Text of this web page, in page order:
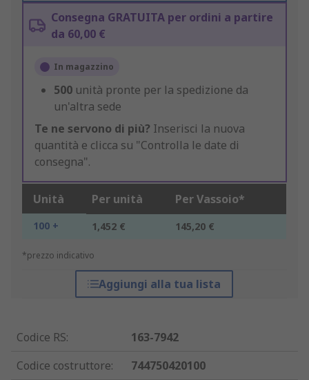
Consegna GRATUITA per ordini a partire
da 60,00 €
In magazzino
500 unità pronte per la spedizione da
un'altra sede
Te ne servono di più? Inserisci la nuova
quantità e clicca su "Controlla le date di
consegna".
Unità Per unità Per Vassoio*
100 + 1,452 € 145,20 €
*prezzo indicativo
Aggiungi alla tua lista
Codice RS:
163-7942
Codice costruttore:
744750420100